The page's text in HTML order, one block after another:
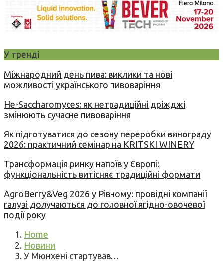
У тренді
Міжнародний день пива: виклики та нові
можливості українського пивоваріння
Не-Saccharomyces: як нетрадиційні дріжджі
змінюють сучасне пивоваріння
Як підготуватися до сезону переробки винограду
2026: практичний семінар на KRITSKI WINERY
Трансформація ринку напоїв у Європі:
функціональність витісняє традиційні формати
AgroBerry&Veg 2026 у Рівному: провідні компанії
галузі долучаються до головної ягідно-овочевої
події року
Home
Новини
У Мюнхені стартував…